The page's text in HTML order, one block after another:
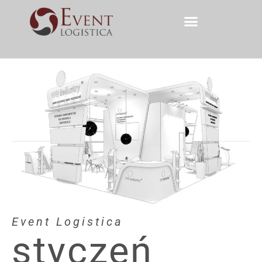
Event Logistica
styczeń